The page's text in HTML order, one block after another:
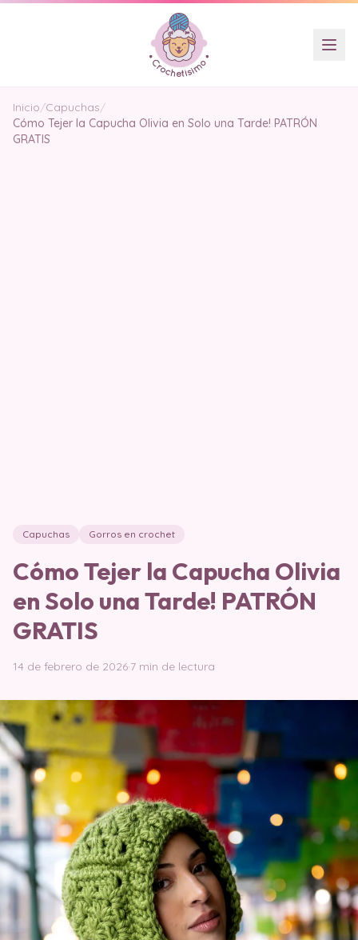
Inicio/Capuchas/
Cómo Tejer la Capucha Olivia en Solo una Tarde! PATRÓN
GRATIS
Capuchas Gorros en crochet
Cómo Tejer la Capucha Olivia
en Solo una Tarde! PATRÓN
GRATIS
14 de febrero de 2026·7 min de lectura